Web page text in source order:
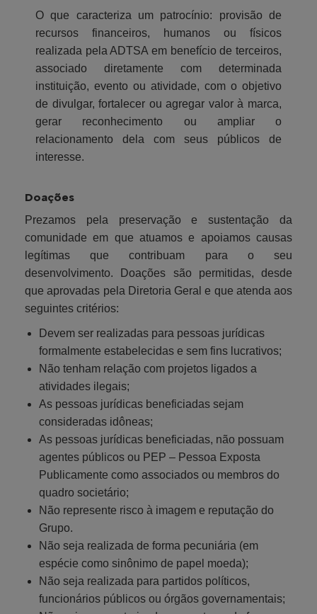
O que caracteriza um patrocínio: provisão de
recursos financeiros, humanos ou físicos
realizada pela ADTSA em benefício de terceiros,
associado diretamente com determinada
instituição, evento ou atividade, com o objetivo
de divulgar, fortalecer ou agregar valor à marca,
gerar reconhecimento ou ampliar o
relacionamento dela com seus públicos de
interesse.
Doações
Prezamos pela preservação e sustentação da
comunidade em que atuamos e apoiamos causas
legítimas que contribuam para o seu
desenvolvimento. Doações são permitidas, desde
que aprovadas pela Diretoria Geral e que atenda aos
seguintes critérios:
Devem ser realizadas para pessoas jurídicas
formalmente estabelecidas e sem fins lucrativos;
Não tenham relação com projetos ligados a
atividades ilegais;
As pessoas jurídicas beneficiadas sejam
consideradas idôneas;
As pessoas jurídicas beneficiadas, não possuam
agentes públicos ou PEP – Pessoa Exposta
Publicamente como associados ou membros do
quadro societário;
Não represente risco à imagem e reputação do
Grupo.
Não seja realizada de forma pecuniária (em
espécie como sinônimo de papel moeda);
Não seja realizada para partidos políticos,
funcionários públicos ou órgãos governamentais;